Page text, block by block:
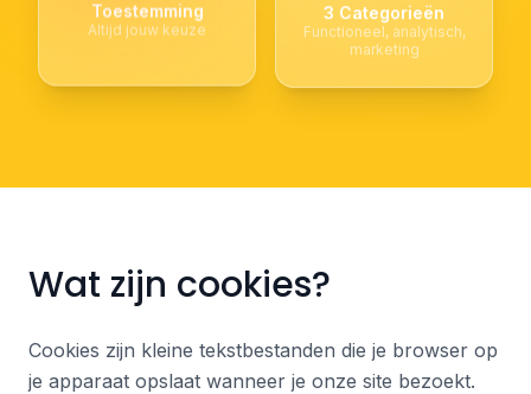
3 Categorieën
Functioneel, analytisch,
marketing
Toestemming
Altijd jouw keuze
Wat zijn cookies?
Cookies zijn kleine tekstbestanden die je browser op
je apparaat opslaat wanneer je onze site bezoekt.